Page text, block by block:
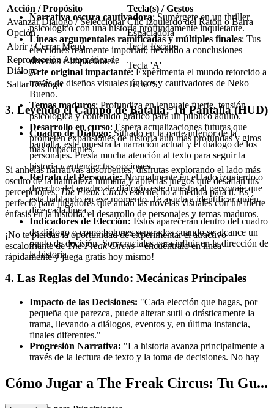
Narrativa oscura cautivadora: Sumérgete en un thriller
psicológico con una historia profundamente inquietante.
Líneas argumentales ramificadas y múltiples finales: Tus
elecciones realmente importan, llevando a conclusiones
diversas e impactantes.
Arte original impactante: Experimenta el mundo retorcido a
través de diseños visuales únicos y cautivadores de Neko
Bueno.
Temas maduros: Profundiza en lenguaje fuerte, tensión
psicológica y contenido gráfico para un público adulto.
Desarrollo en curso: Espera actualizaciones futuras que
prometen expansiones de historia aún más profundas y giros
más impactantes.
Si anhelas narrativas absorbentes, disfrutas explorando el lado más
oscuro de la naturaleza humana y aprecias juegos que desafían tus
percepciones,The Freak Circusestá hecho a medida para ti. Es
perfecto para jugadores que aman las novelas visuales con un fuerte
énfasis en la historia, el desarrollo de personajes y temas maduros.
¡No te pierdas la oportunidad de experimentar el atractivo
escalofriante deThe Freak Circus—encuéntralo en línea
rápidamente y juega gratis hoy mismo!
Acción / Propósito
Tecla(s) / Gestos
Avanzar Diálogo / Seleccionar
Opción
Clic Izquierdo del Ratón o Barra
Espaciadora
Abrir / Cerrar Menú
Tecla Escape
Reproducción Automática de
Diálogo
Tecla 'A'
Saltar Diálogo
Tecla 'S'
3. Leyendo el Campo de Batalla: Tu Pantalla (HUD)
Cuadro de Diálogo:Situado en la parte inferior de la
pantalla, este muestra la narración actual y el diálogo de los
personajes. Presta mucha atención al texto para seguir la
historia y entender tus opciones.
Retrato del Personaje:Normalmente en el lado izquierdo o
derecho del cuadro de diálogo, este muestra al personaje que
está hablando en ese momento. Te ayuda a identificar quién
dice cada línea.
Indicadores de Elección: Estos aparecerán dentro del cuadro
de diálogo o como botones separados cuando se alcance un
punto de decisión. Son cruciales para influir en la dirección de
la historia.
4. Las Reglas del Mundo: Mecánicas Principales
Impacto de las Decisiones: "Cada elección que hagas, por
pequeña que parezca, puede alterar sutil o drásticamente la
trama, llevando a diálogos, eventos y, en última instancia,
finales diferentes."
Progresión Narrativa: "La historia avanza principalmente a
través de la lectura de texto y la toma de decisiones. No hay
Cómo Jugar a The Freak Circus: Tu Gu...